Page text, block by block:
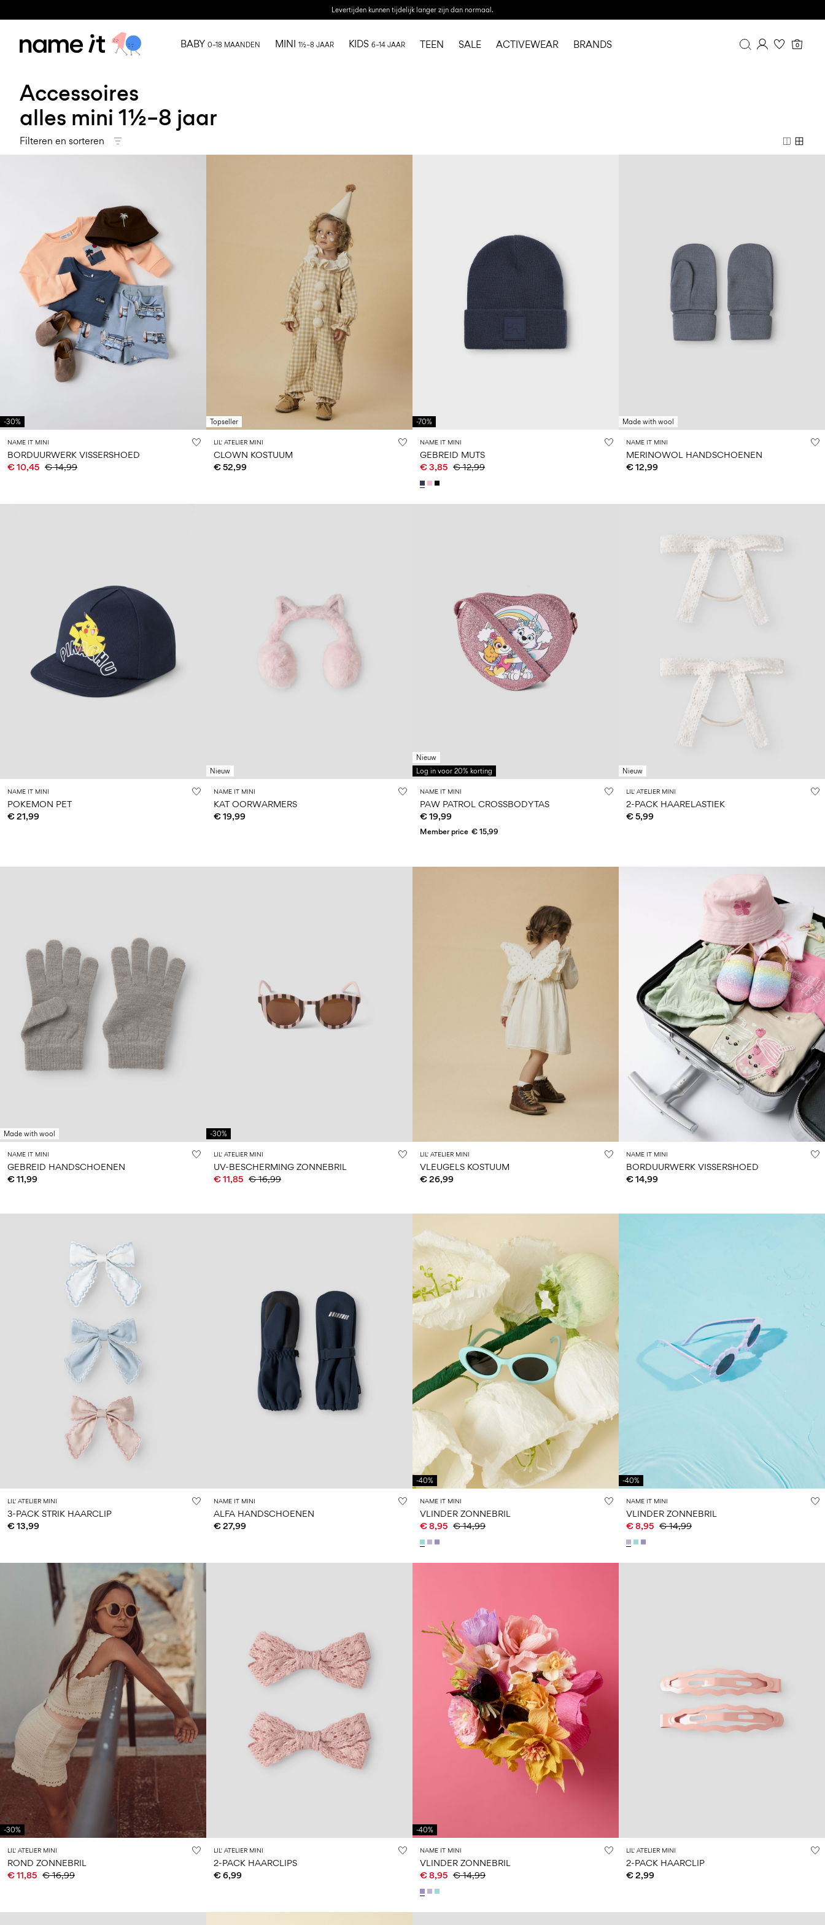
Levertijden kunnen tijdelijk langer zijn dan normaal.
0
BABY 0–18 MAANDEN MINI 1½–8 JAAR KIDS 6–14 JAAR TEEN SALE ACTIVEWEAR BRANDS
Accessoires
alles mini 1½–8 jaar
Filteren en sorteren
-30%
NAME IT MINI
BORDUURWERK VISSERSHOED
€ 10,45 € 14,99
Topseller
LIL' ATELIER MINI
CLOWN KOSTUUM
€ 52,99
-70%
NAME IT MINI
GEBREID MUTS
€ 3,85 € 12,99
Made with wool
NAME IT MINI
MERINOWOL HANDSCHOENEN
€ 12,99
NAME IT MINI
POKEMON PET
€ 21,99
Nieuw
NAME IT MINI
KAT OORWARMERS
€ 19,99
Nieuw
Log in voor 20% korting
NAME IT MINI
PAW PATROL CROSSBODYTAS
€ 19,99
Member price € 15,99
Nieuw
LIL' ATELIER MINI
2-PACK HAARELASTIEK
€ 5,99
Made with wool
NAME IT MINI
GEBREID HANDSCHOENEN
€ 11,99
-30%
LIL' ATELIER MINI
UV-BESCHERMING ZONNEBRIL
€ 11,85 € 16,99
LIL' ATELIER MINI
VLEUGELS KOSTUUM
€ 26,99
NAME IT MINI
BORDUURWERK VISSERSHOED
€ 14,99
LIL' ATELIER MINI
3-PACK STRIK HAARCLIP
€ 13,99
NAME IT MINI
ALFA HANDSCHOENEN
€ 27,99
-40%
NAME IT MINI
VLINDER ZONNEBRIL
€ 8,95 € 14,99
-40%
NAME IT MINI
VLINDER ZONNEBRIL
€ 8,95 € 14,99
-30%
LIL' ATELIER MINI
ROND ZONNEBRIL
€ 11,85 € 16,99
LIL' ATELIER MINI
2-PACK HAARCLIPS
€ 6,99
-40%
NAME IT MINI
VLINDER ZONNEBRIL
€ 8,95 € 14,99
LIL' ATELIER MINI
2-PACK HAARCLIP
€ 2,99